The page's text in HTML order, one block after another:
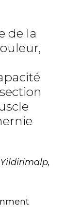
de la